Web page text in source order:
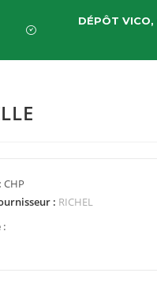
DÉPÔT
CHP
: RICHEL
: